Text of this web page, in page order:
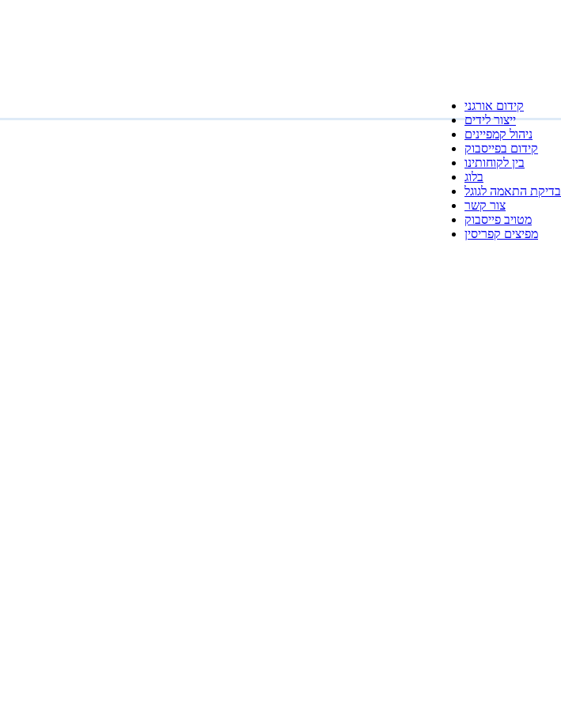
קידום אורגני
ייצור לידים
ניהול קמפיינים
קידום בפייסבוק
בין לקוחותינו
בלוג
בדיקת התאמה לגוגל
צור קשר
מטויב פייסבוק
מפיצים קפריסין